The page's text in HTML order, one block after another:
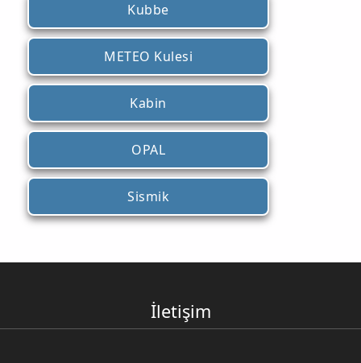
Kubbe
METEO Kulesi
Kabin
OPAL
Sismik
İletişim